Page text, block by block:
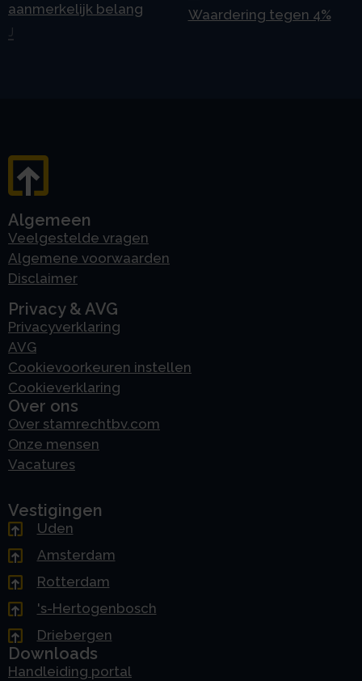
aanmerkelijk belang
J
Waardering tegen 4%
Algemeen
Veelgestelde vragen
Algemene voorwaarden
Disclaimer
Privacy & AVG
Privacyverklaring
AVG
Cookievoorkeuren instellen
Cookieverklaring
Over ons
Over stamrechtbv.com
Onze mensen
Vacatures
Vestigingen
Uden
Amsterdam
Rotterdam
's-Hertogenbosch
Driebergen
Downloads
Handleiding portal